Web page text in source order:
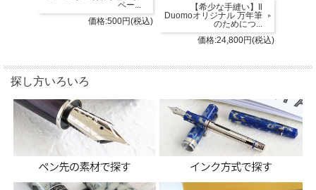
ペー...
価格:500円(税込)
【希少な手縫い】Il
Duomoオリジナル 万年筆
のためにつ...
価格:24,800円(税込)
探し方いろいろ